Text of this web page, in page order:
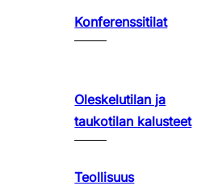
Konferenssitilat
Oleskelutilan ja
taukotilan kalusteet
Teollisuus